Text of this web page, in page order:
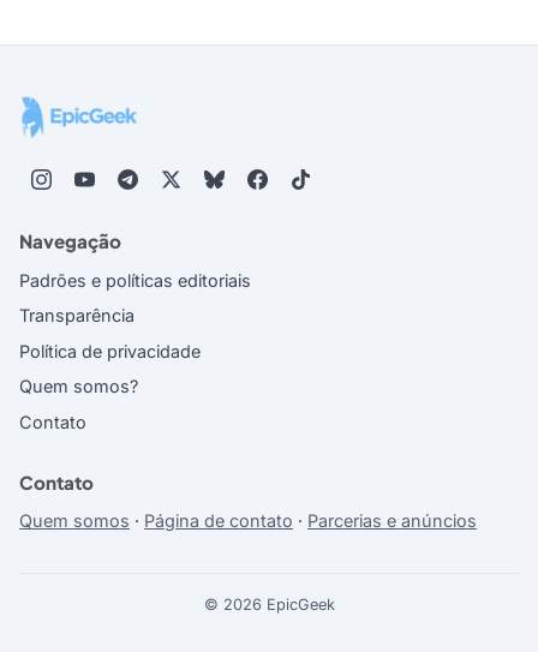
Navegação
Padrões e políticas editoriais
Transparência
Política de privacidade
Quem somos?
Contato
Contato
Quem somos · Página de contato · Parcerias e anúncios
© 2026 EpicGeek